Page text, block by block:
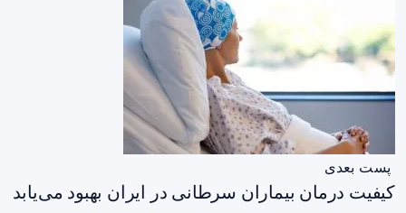
پست بعدی
کیفیت درمان بیماران سرطانی در ایران بهبود می‌یابد